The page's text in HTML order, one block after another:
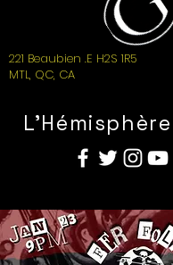
221 Beaubien .E H2S 1R5
MTL, QC, CA